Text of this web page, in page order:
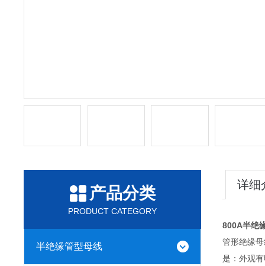
产品分类
PRODUCT CATEGORY
半绝缘管型母线
详细
800A半绝
管形绝缘
是：外观